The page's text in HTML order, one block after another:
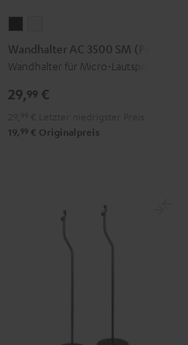
AC
3500
(Paar)
AC
3500
(Paar)
Wandhalter AC 3500 SM (Paar)
Wandhalter für Micro-Lautsprecher
29,99 €
19, 99 € Originalpreis